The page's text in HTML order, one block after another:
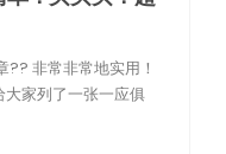
非常非常地实用！
家列了一张一应俱